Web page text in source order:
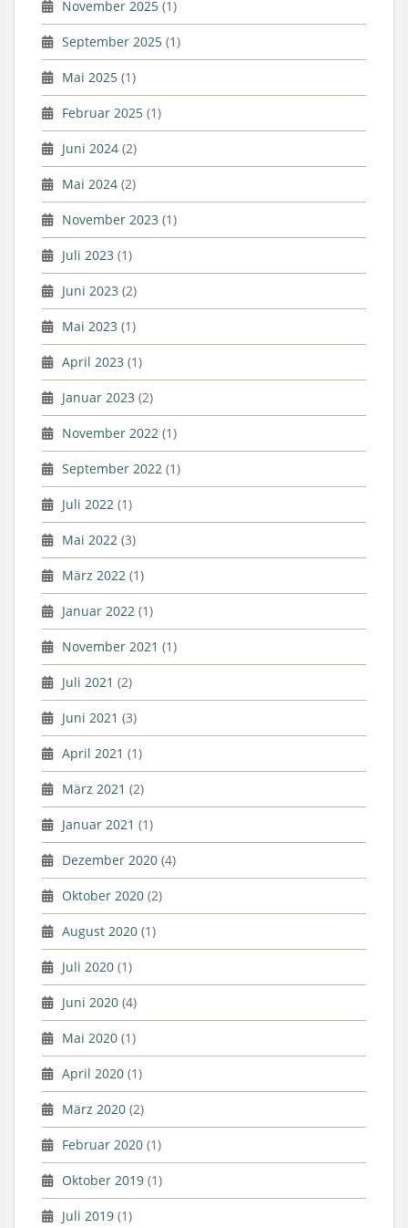
November 2025 (1)
September 2025 (1)
Mai 2025 (1)
Februar 2025 (1)
Juni 2024 (2)
Mai 2024 (2)
November 2023 (1)
Juli 2023 (1)
Juni 2023 (2)
Mai 2023 (1)
April 2023 (1)
Januar 2023 (2)
November 2022 (1)
September 2022 (1)
Juli 2022 (1)
Mai 2022 (3)
März 2022 (1)
Januar 2022 (1)
November 2021 (1)
Juli 2021 (2)
Juni 2021 (3)
April 2021 (1)
März 2021 (2)
Januar 2021 (1)
Dezember 2020 (4)
Oktober 2020 (2)
August 2020 (1)
Juli 2020 (1)
Juni 2020 (4)
Mai 2020 (1)
April 2020 (1)
März 2020 (2)
Februar 2020 (1)
Oktober 2019 (1)
Juli 2019 (1)